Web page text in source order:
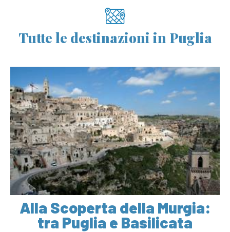
Tutte le destinazioni in Puglia
Alla Scoperta della Murgia:
tra Puglia e Basilicata